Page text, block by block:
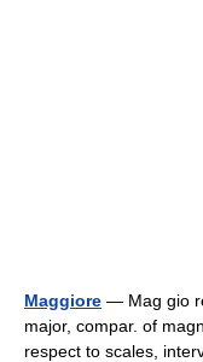
Maggiore — Mag gio
major, compar. of
respect to scales,